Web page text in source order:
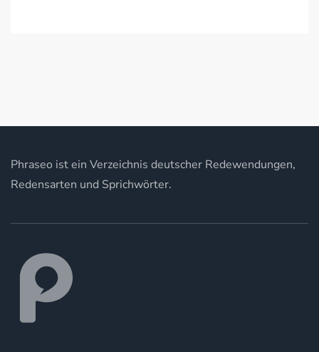
Phraseo ist ein Verzeichnis deutscher Redewendungen,
Redensarten und Sprichwörter.